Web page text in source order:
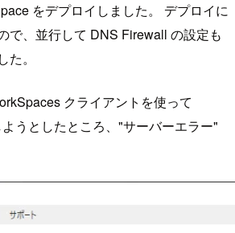
をデプロイしました。 デプロイに
で、並行して DNS Firewall の設定も
。
クライアントを使って
うとしたところ、"サーバーエラー"